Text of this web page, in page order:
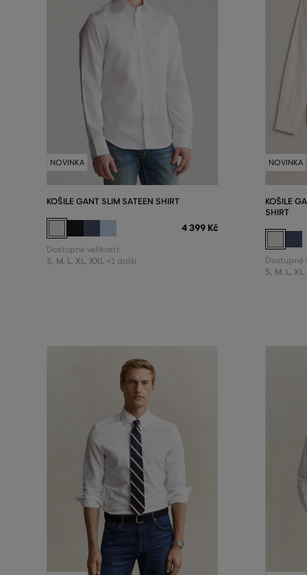
NOVINKA
KOŠILE GANT SLIM SATEEN SHIRT
4 399 Kč
Dostupné velikosti:
S, M, L, XL, XXL +1 další
NOVINKA
KOŠILE
SHIRT
Dostupné
S, M, L, XL,